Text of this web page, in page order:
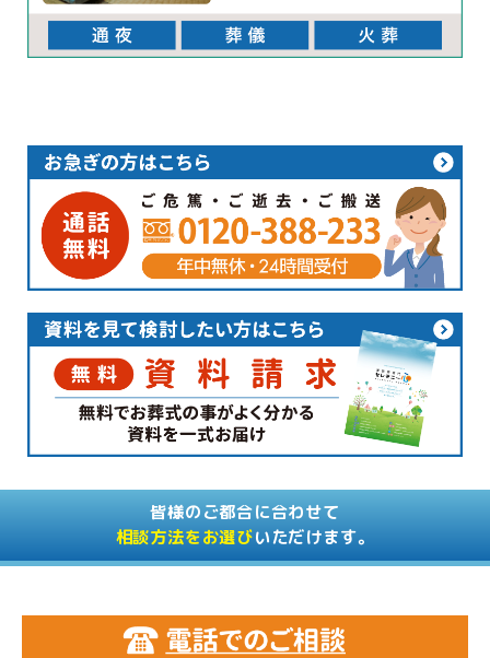
皆様のご都合に合わせて
相談方法をお選びいただけます。